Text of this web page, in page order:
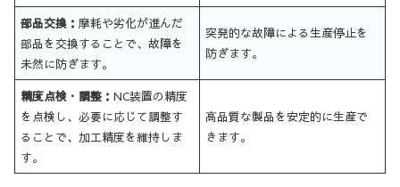
部品交換：摩耗や劣化が進んだ
部品を交換することで、故障を
未然に防ぎます。
突発的な故障による生産停止を
防ぎます。
精度点検・調整：NC装置の精度
を点検し、必要に応じて調整す
ることで、加工精度を維持しま
す。
高品質な製品を安定的に生産で
きます。